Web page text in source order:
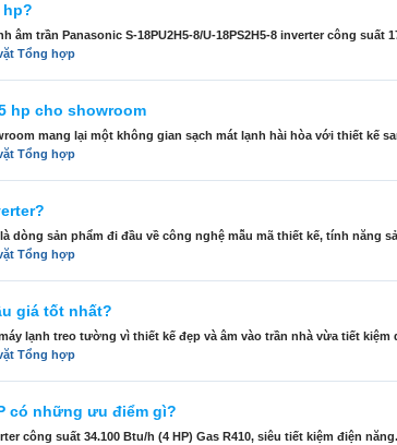
hp?
trần Panasonic S-18PU2H5-8/U-18PS2H5-8 inverter công suất
Tổng hợp
hp cho showroom
mang lại một không gian sạch mát lạnh hài hòa với thiết kế
Tổng hợp
sản phẩm đi đầu về công nghệ mẫu mã thiết kế, tính năng
Tổng hợp
giá tốt nhất?
lạnh treo tường vì thiết kế đẹp và âm vào trần nhà vừa tiết kiệm
Tổng hợp
có những ưu điểm gì?
công suất 34.100 Btu/h (4 HP) Gas R410, siêu tiết kiệm điện